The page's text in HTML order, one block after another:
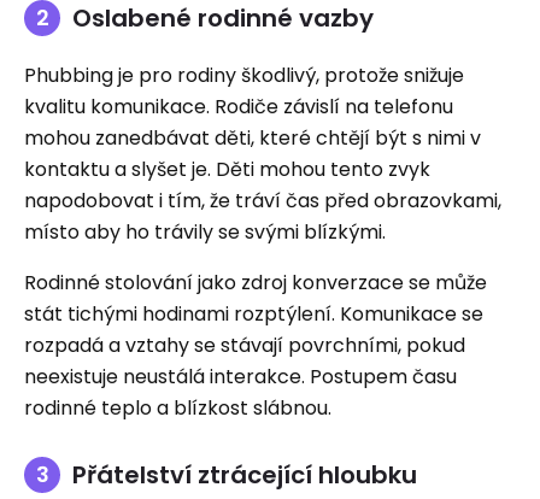
Oslabené rodinné vazby
Phubbing je pro rodiny škodlivý, protože snižuje
kvalitu komunikace. Rodiče závislí na telefonu
mohou zanedbávat děti, které chtějí být s nimi v
kontaktu a slyšet je. Děti mohou tento zvyk
napodobovat i tím, že tráví čas před obrazovkami,
místo aby ho trávily se svými blízkými.
Rodinné stolování jako zdroj konverzace se může
stát tichými hodinami rozptýlení. Komunikace se
rozpadá a vztahy se stávají povrchními, pokud
neexistuje neustálá interakce. Postupem času
rodinné teplo a blízkost slábnou.
Přátelství ztrácející hloubku